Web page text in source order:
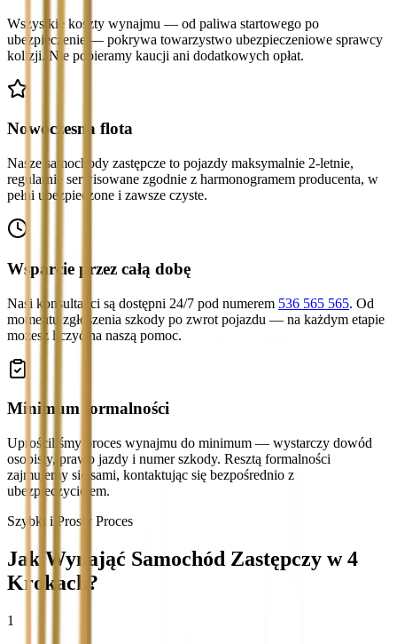
Wszystkie koszty wynajmu — od paliwa startowego po
ubezpieczenie — pokrywa towarzystwo ubezpieczeniowe sprawcy
kolizji. Nie pobieramy kaucji ani dodatkowych opłat.
Nowoczesna flota
Nasze samochody zastępcze to pojazdy maksymalnie 2-letnie,
regularnie serwisowane zgodnie z harmonogramem producenta, w
pełni ubezpieczone i zawsze czyste.
Wsparcie przez całą dobę
Nasi konsultanci są dostępni 24/7 pod numerem 536 565 565. Od
momentu zgłoszenia szkody po zwrot pojazdu — na każdym etapie
możesz liczyć na naszą pomoc.
Minimum formalności
Uprościliśmy proces wynajmu do minimum — wystarczy dowód
osobisty, prawo jazdy i numer szkody. Resztą formalności
zajmujemy się sami, kontaktując się bezpośrednio z
ubezpieczycielem.
Szybki i Prosty Proces
Jak Wynająć Samochód Zastępczy w 4
Krokach?
1